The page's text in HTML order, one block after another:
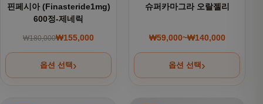
핀페시아 (Finasteride1mg)
600정-제네릭
₩180,000 원래 가격: ₩180,000.
₩155,000
현재 가격: ₩155,000.
옵션 선택
슈퍼카마그라 오랄젤리
₩59,000~₩140,000
가격 범위:
옵션 선택